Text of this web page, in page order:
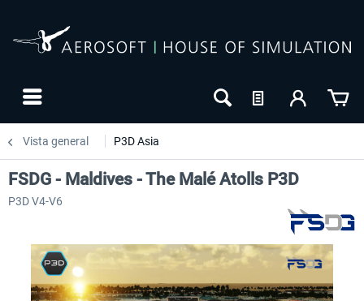
Vista general P3D Asia
FSDG - Maldives - The Malé Atolls P3D
P3D V4-V6